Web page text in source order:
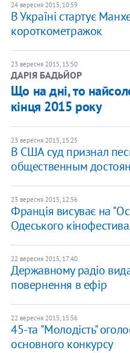
24 вересня 2015, 10:59
В Україні стартує
короткометражок
23 вересня 2015, 15:50
ДАРІЯ БАДЬЙОР
Що на дні, то
кінця 2015 року
23 вересня 2015, 15:25
В США суд признал
общественным
23 вересня 2015, 12:56
Франція висуває на
Одеського
22 вересня 2015, 17:40
Державному радіо
повернення в ефір
22 вересня 2015, 15:56
45-та "Молодість"
основного конкурсу